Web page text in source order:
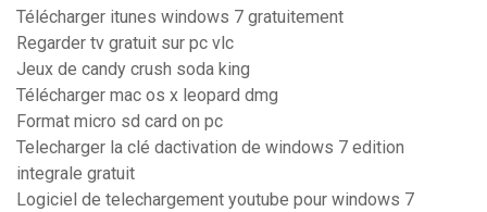
Télécharger itunes windows 7 gratuitement
Regarder tv gratuit sur pc vlc
Jeux de candy crush soda king
Télécharger mac os x leopard dmg
Format micro sd card on pc
Telecharger la clé dactivation de windows 7 edition
integrale gratuit
Logiciel de telechargement youtube pour windows 7